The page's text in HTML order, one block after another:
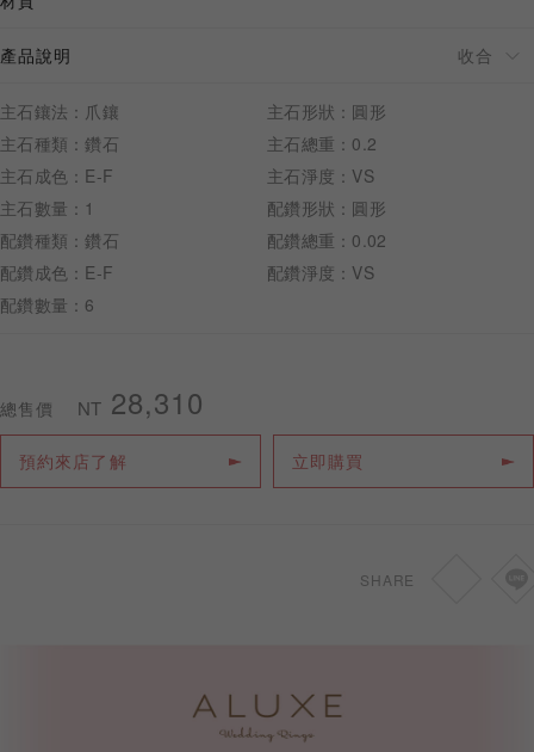
預約來店
產品說明
主石鑲法：爪鑲
主石形狀：圓形
主石種類：鑽石
主石總重：0.2
主石成色：E-F
主石淨度：VS
主石數量：1
配鑽形狀：圓形
配鑽種類：鑽石
配鑽總重：0.02
配鑽成色：E-F
配鑽淨度：VS
配鑽數量：6
總售價 NT 28,310
立即購買
預約來店了解
SHARE